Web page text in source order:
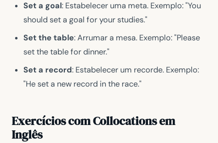
Set a goal: Estabelecer uma meta. Exemplo: "You
should set a goal for your studies."
Set the table: Arrumar a mesa. Exemplo: "Please
set the table for dinner."
Set a record: Estabelecer um recorde. Exemplo:
"He set a new record in the race."
Exercícios com Collocations em
Inglês